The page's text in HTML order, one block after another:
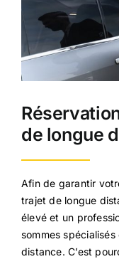
de longue
Afin de garantir
trajet de longue
élevé et un
sommes
distance. C’est